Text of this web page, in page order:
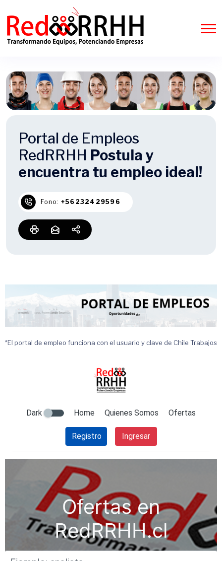
Portal de Empleos
RedRRHH Postula y
encuentra tu empleo ideal!
Fono: +56232429596
*El portal de empleo funciona con el usuario y clave de Chile Trabajos